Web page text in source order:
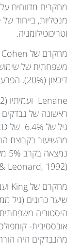
מחקרים מדווחים
וטריכוטילומניה.
דיכאון (20%), הפרעות חרדה (10%) וסכיזופרניה (7%).
ראשונה של נבדקים
(Swedo & Leonard, 1992).
היסטוריה
מהנבדקים היה